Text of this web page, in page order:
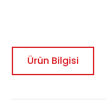
Ürün Bilgisi